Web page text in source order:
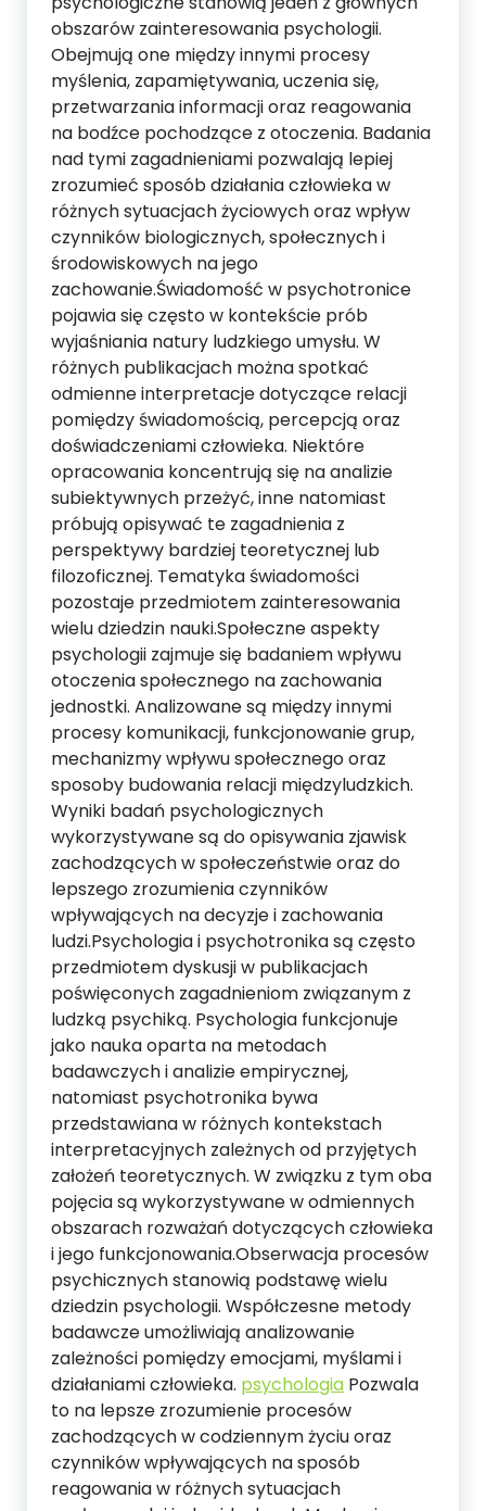
obszarów zainteresowania psychologii.
Obejmują one między innymi procesy
myślenia, zapamiętywania, uczenia się,
przetwarzania informacji oraz reagowania
na bodźce pochodzące z otoczenia. Badania
nad tymi zagadnieniami pozwalają lepiej
zrozumieć sposób działania człowieka w
różnych sytuacjach życiowych oraz wpływ
czynników biologicznych, społecznych i
środowiskowych na jego
zachowanie.Świadomość w psychotronice
pojawia się często w kontekście prób
wyjaśniania natury ludzkiego umysłu. W
różnych publikacjach można spotkać
odmienne interpretacje dotyczące relacji
pomiędzy świadomością, percepcją oraz
doświadczeniami człowieka. Niektóre
opracowania koncentrują się na analizie
subiektywnych przeżyć, inne natomiast
próbują opisywać te zagadnienia z
perspektywy bardziej teoretycznej lub
filozoficznej. Tematyka świadomości
pozostaje przedmiotem zainteresowania
wielu dziedzin nauki.Społeczne aspekty
psychologii zajmuje się badaniem wpływu
otoczenia społecznego na zachowania
jednostki. Analizowane są między innymi
procesy komunikacji, funkcjonowanie grup,
mechanizmy wpływu społecznego oraz
sposoby budowania relacji międzyludzkich.
Wyniki badań psychologicznych
wykorzystywane są do opisywania zjawisk
zachodzących w społeczeństwie oraz do
lepszego zrozumienia czynników
wpływających na decyzje i zachowania
ludzi.Psychologia i psychotronika są często
przedmiotem dyskusji w publikacjach
poświęconych zagadnieniom związanym z
ludzką psychiką. Psychologia funkcjonuje
jako nauka oparta na metodach
badawczych i analizie empirycznej,
natomiast psychotronika bywa
przedstawiana w różnych kontekstach
interpretacyjnych zależnych od przyjętych
założeń teoretycznych. W związku z tym oba
pojęcia są wykorzystywane w odmiennych
obszarach rozważań dotyczących człowieka
i jego funkcjonowania.Obserwacja procesów
psychicznych stanowią podstawę wielu
dziedzin psychologii. Współczesne metody
badawcze umożliwiają analizowanie
zależności pomiędzy emocjami, myślami i
działaniami człowieka. psychologia Pozwala
to na lepsze zrozumienie procesów
zachodzących w codziennym życiu oraz
czynników wpływających na sposób
reagowania w różnych sytuacjach